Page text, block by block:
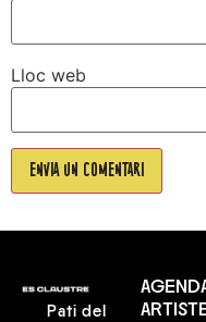
Lloc web
Pati del